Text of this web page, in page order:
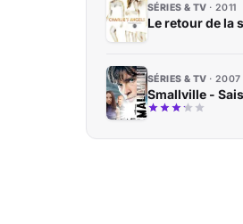
SÉRIES & TV 2011
Le retour de la
SÉRIES & TV 2007
Smallville -